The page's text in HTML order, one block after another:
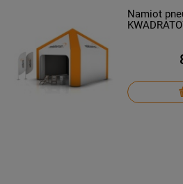
Namiot